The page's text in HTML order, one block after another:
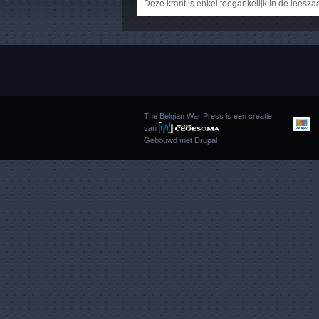
Deze krant is enkel toegankelijk in de
The Belgian War Press is een creatie
van
Gebouwd met Drupal